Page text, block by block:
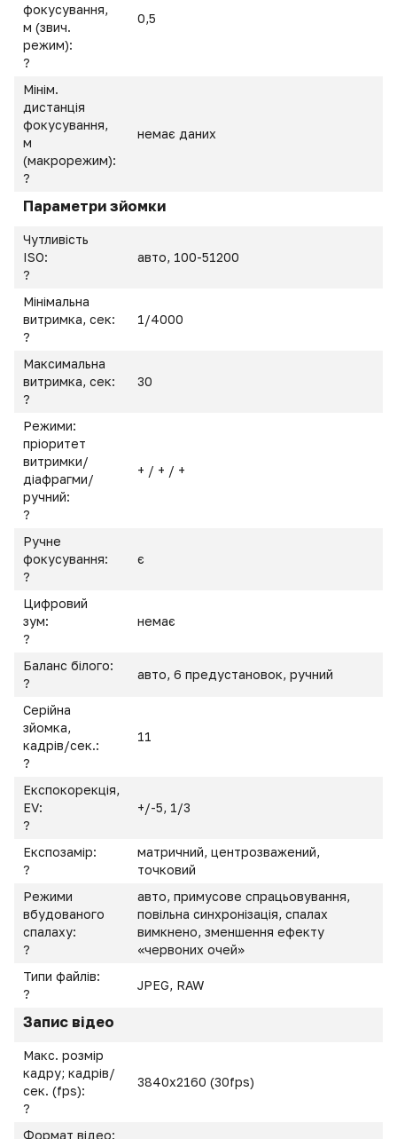
фокусування,
м (звич.
режим):
?
0,5
Мінім.
дистанція
фокусування,
м
(макрорежим):
?
немає даних
Параметри зйомки
Чутливість
ISO:
?
авто, 100-51200
Мінімальна
витримка, сек:
?
1/4000
Максимальна
витримка, сек:
?
30
Режими:
пріоритет
витримки/
діафрагми/
ручний:
?
+ / + / +
Ручне
фокусування:
?
є
Цифровий
зум:
?
немає
Баланс білого:
?
авто, 6 предустановок, ручний
Серійна
зйомка,
кадрів/сек.:
?
11
Експокорекція,
EV:
?
+/-5, 1/3
Експозамір:
?
матричний, центрозважений,
точковий
Режими
вбудованого
спалаху:
?
авто, примусове спрацьовування,
повільна синхронізація, спалах
вимкнено, зменшення ефекту
«червоних очей»
Типи файлів:
?
JPEG, RAW
Запис відео
Макс. розмір
кадру; кадрів/
сек. (fps):
?
3840x2160 (30fps)
Формат відео: